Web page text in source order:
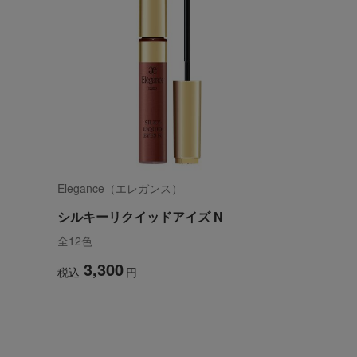
Elegance（エレガンス）
シルキーリクイッドアイズ N
全12色
税込 3,300 円